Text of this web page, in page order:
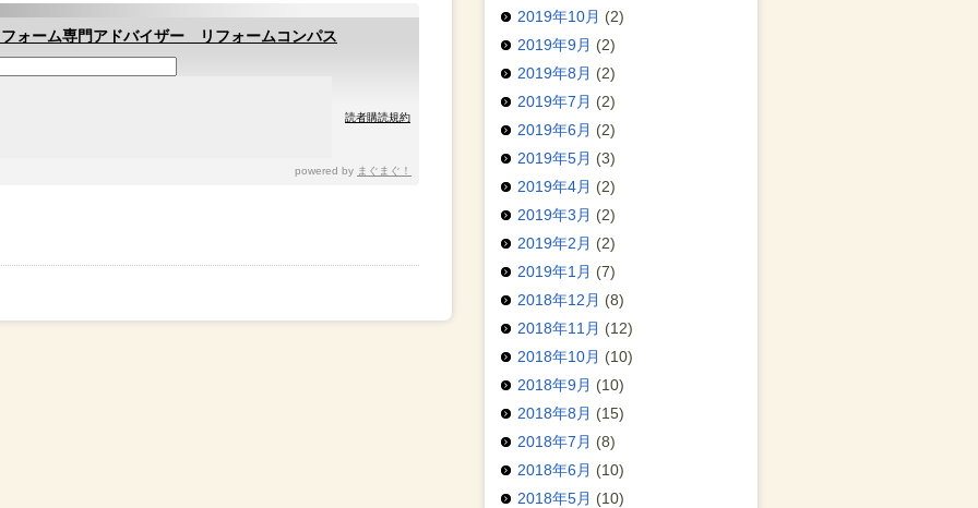
ォーム専門アドバイザー リフォームコンパス
読者購読規約
powered by まぐまぐ！
2019年10月 (2)
2019年9月 (2)
2019年8月 (2)
2019年7月 (2)
2019年6月 (2)
2019年5月 (3)
2019年4月 (2)
2019年3月 (2)
2019年2月 (2)
2019年1月 (7)
2018年12月 (8)
2018年11月 (12)
2018年10月 (10)
2018年9月 (10)
2018年8月 (15)
2018年7月 (8)
2018年6月 (10)
2018年5月 (10)